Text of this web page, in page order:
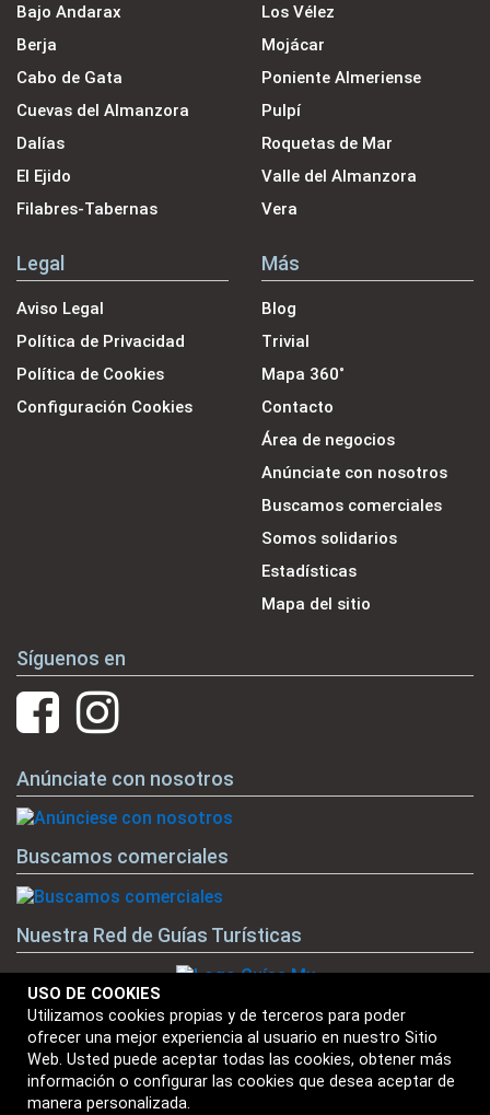
USO DE COOKIES
Utilizamos cookies propias y de terceros para poder
ofrecer una mejor experiencia al usuario en nuestro Sitio
Web. Usted puede aceptar todas las cookies, obtener más
información o configurar las cookies que desea aceptar de
manera personalizada.
Bajo Andarax
Berja
Cabo de Gata
Cuevas del Almanzora
Dalías
El Ejido
Filabres-Tabernas
Los Vélez
Mojácar
Poniente Almeriense
Pulpí
Roquetas de Mar
Valle del Almanzora
Vera
Legal
Aviso Legal
Política de Privacidad
Política de Cookies
Configuración Cookies
Más
Blog
Trivial
Mapa 360˚
Contacto
Área de negocios
Anúnciate con nosotros
Buscamos comerciales
Somos solidarios
Estadísticas
Mapa del sitio
Síguenos en
Anúnciate con nosotros
Buscamos comerciales
Nuestra Red de Guías Turísticas
Nuestras Marcas